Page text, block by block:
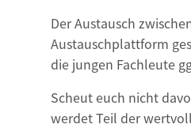
Der Austausch
Austauschplattform
die jungen Fachleute
Scheut euch nicht
werdet Teil der